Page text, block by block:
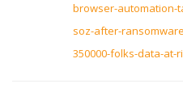
browser-automation-
soz-after-
350000-folks-data-at-